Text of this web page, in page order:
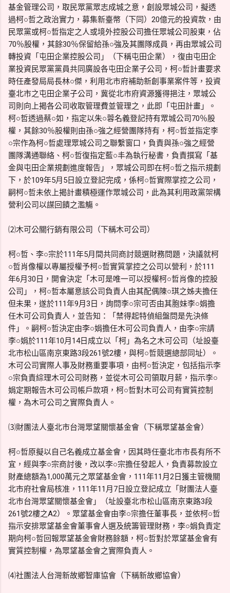
基金管理公司，取民眾黨眾志成城之意，創設眾城公司，擬透
過柯○哲之政治實力，募集新臺幣（下同）20億元的投資款，由
民眾黨或柯○哲指定之人或境外控股公司擔任眾城公司股東，佔
70％股權，其餘30％保留給孫○強及其團隊成員，再由眾城公司
轉投資「屯田企業控股公司」（下稱屯田企業），復由屯田企
業投資民眾黨黨員共同廣設各屯田企業子公司，柯○哲計畫要求
時任產發局局長林○傑，利用北市府補助新創事業案件等，投資
臺北市之屯田企業子公司，冀從北市府資源獲得挹注，眾城公
司則向上揭各公司收取管理費並管理之，此即「屯田計畫」。
柯○哲透過蔡○如，指定以朱○蓉名義登記持有眾城公司70％股
權，其餘30％股權則由孫○強之經營團隊持有，柯○哲並指定李
○宗作為柯○哲處理眾城公司之聯繫窗口，負責與孫○強之經營
團隊溝通聯絡、柯○哲復指定藍○丰為執行秘書，負責撰寫「基
金與屯田企業規劃進度報告」，眾城公司即在柯○哲之指示規劃
下，於109年5月5日設立登記完成，係柯○哲實際掌控之公司，
嗣柯○哲未依上揭計畫積極運作眾城公司，此為其利用政黨架構
營利公司以謀回饋之濫觴。
⑵木可公關行銷有限公司（下稱木可公司）
柯○哲、李○宗於111年5月間共同商討競選財務問題，決議就柯
○哲肖像權以專屬授權予柯○哲實質掌控之公司以營利，於111
年6月30日，開會決定「木可是唯一可以授權柯○哲肖像的控股
公司」，柯○哲本屬意該公司負責人由其配偶陳○琪之姊夫擔任
但未果，遂於111年9月3日，詢問李○宗可否由其胞妹李○娟擔
任木可公司負責人，並告知：「禁得起特偵組盤問是先決條
件」。嗣柯○哲決定由李○娟擔任木可公司負責人，由李○宗請
李○娟於111年10月14日成立以「柯」為名之木可公司（址設臺
北市松山區南京東路3段261號2樓，與柯○哲競選總部同址）。
木可公司實際人事及財務重要事項，由柯○哲決定，包括指示李
○宗負責綜理木可公司財務，並從木可公司領取月薪，指示李○
娟定期報告木可公司帳戶款項，柯○哲對木可公司有實質控制
權，為木可公司之實際負責人。
⑶財團法人臺北市台灣眾望關懷基金會（下稱眾望基金會）
柯○哲原擬以自己名義成立基金會，因其時任臺北市市長有所不
宜，經與李○宗商討後，改以李○宗擔任發起人，負責募款設立
財產總額為1,000萬元之眾望基金會，111年11月2日獲主管機關
北市府社會局核准，111年11月7日設立登記成立「財團法人臺
北市台灣眾望關懷基金會」（址設臺北市松山區南京東路3段
261號2樓之A2）。眾望基金會由李○宗擔任董事長，並依柯○哲
指示安排眾望基金會董事會人選及統籌管理財務，李○娟負責定
期向柯○哲回報眾望基金會財務餘額，柯○哲對於眾望基金會有
實質控制權，為眾望基金會之實際負責人。
⑷社團法人台灣新故鄉智庫協會（下稱新故鄉協會）